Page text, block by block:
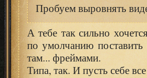
Пробуем выровнять
А тебе так сильно
по умолчанию
там... фреймами.
Типа, так. И пусть себе